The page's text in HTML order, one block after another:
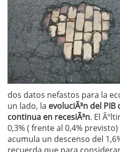
dos datos nefastos para la
un lado, la evoluciÃ³n del
continua en recesiÃ³n. El
0,3% ( frente al 0,4%
acumula un descenso del